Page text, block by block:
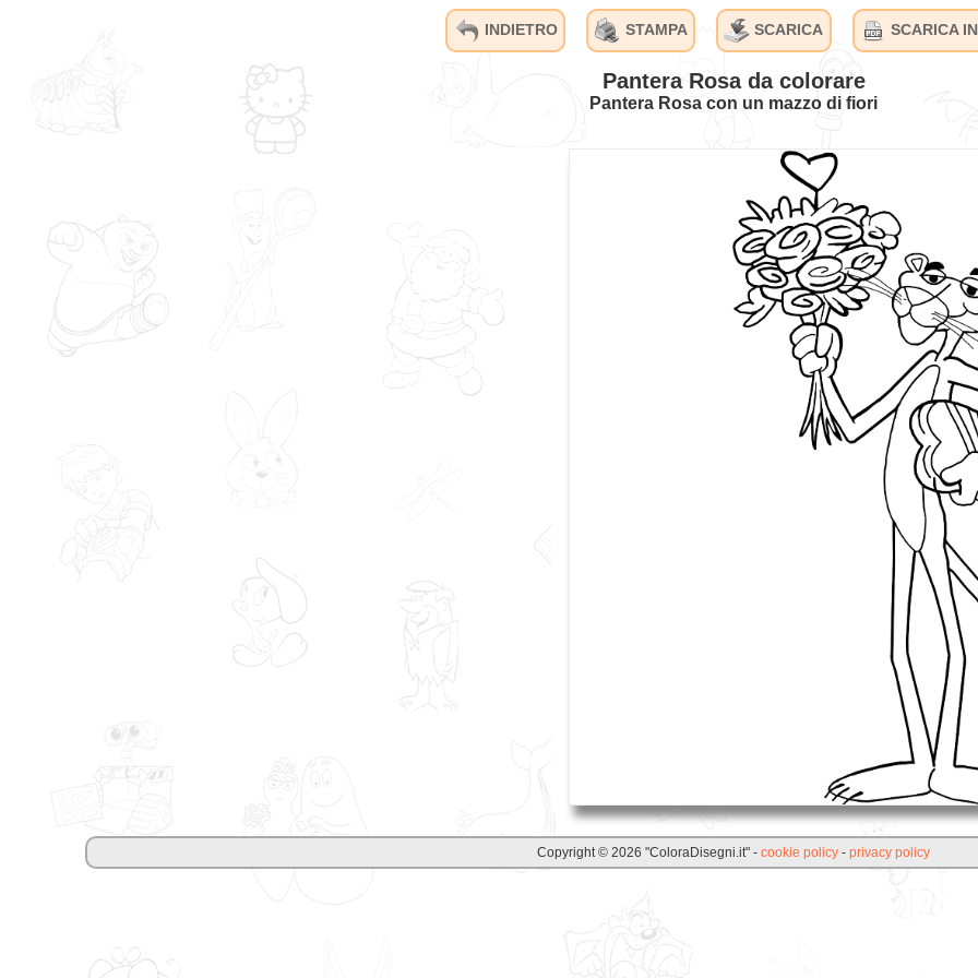
INDIETRO STAMPA SCARICA SCARICA
Pantera Rosa da colorare
Pantera Rosa con un mazzo di fiori
Copyright © 2026 "ColoraDisegni.it" - cookie policy - privacy policy